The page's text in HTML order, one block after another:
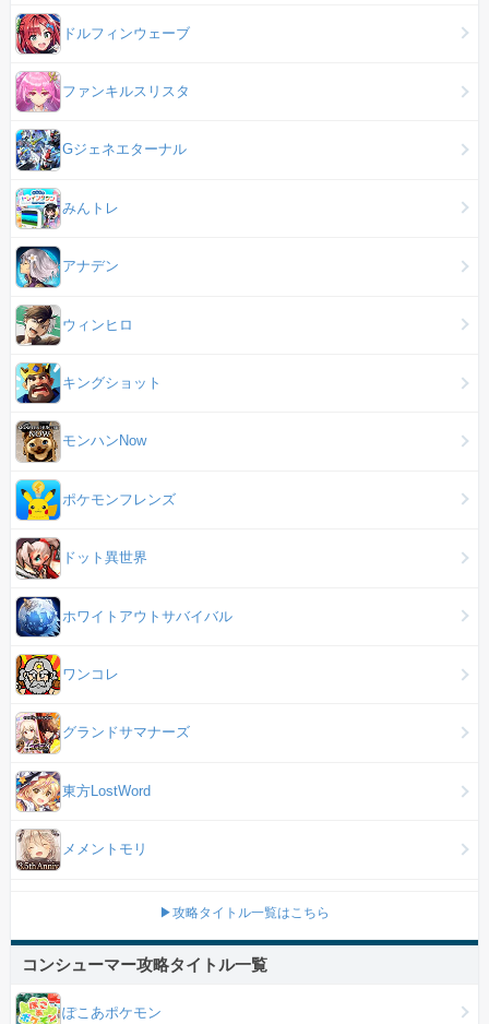
ドルフィンウェーブ
ファンキルスリスタ
Gジェネエターナル
みんトレ
アナデン
ウィンヒロ
キングショット
モンハンNow
ポケモンフレンズ
ドット異世界
ホワイトアウトサバイバル
ワンコレ
グランドサマナーズ
東方LostWord
メメントモリ
▶攻略タイトル一覧はこちら
コンシューマー攻略タイトル一覧
ぽこあポケモン